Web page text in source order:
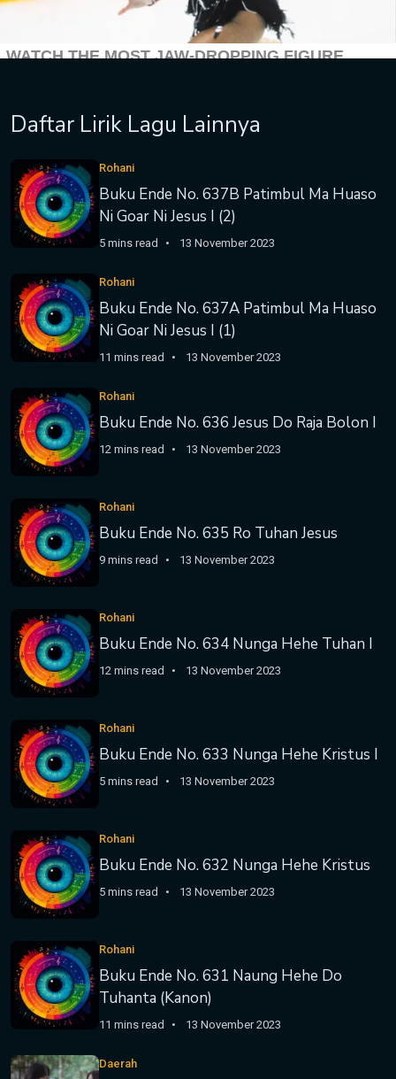
Daftar Lirik Lagu Lainnya
Rohani
Buku Ende No. 637B Patimbul Ma Huaso
Ni Goar Ni Jesus I (2)
5 mins read 13 November 2023
Rohani
Buku Ende No. 637A Patimbul Ma Huaso
Ni Goar Ni Jesus I (1)
11 mins read 13 November 2023
Rohani
Buku Ende No. 636 Jesus Do Raja Bolon I
12 mins read 13 November 2023
Rohani
Buku Ende No. 635 Ro Tuhan Jesus
9 mins read 13 November 2023
Rohani
Buku Ende No. 634 Nunga Hehe Tuhan I
12 mins read 13 November 2023
Rohani
Buku Ende No. 633 Nunga Hehe Kristus I
5 mins read 13 November 2023
Rohani
Buku Ende No. 632 Nunga Hehe Kristus
5 mins read 13 November 2023
Rohani
Buku Ende No. 631 Naung Hehe Do
Tuhanta (Kanon)
11 mins read 13 November 2023
Daerah